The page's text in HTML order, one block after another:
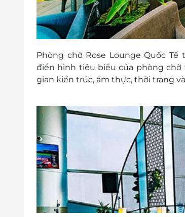
Phòng chờ Rose Lounge Quốc
điển hình tiêu biểu của phòng chờ
gian kiến trúc, ẩm thực, thời trang